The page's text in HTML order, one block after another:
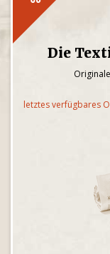
Die
letztes verfügbares